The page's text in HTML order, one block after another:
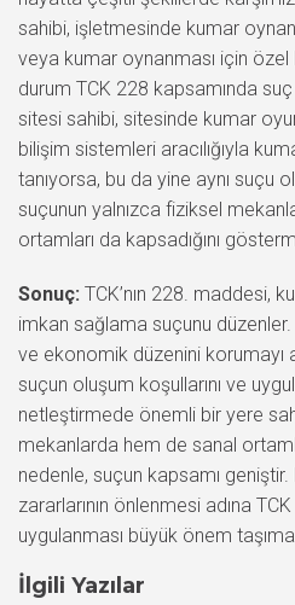
sahibi, işletmesinde kumar
veya kumar oynanması için
durum TCK 228 kapsamında
sitesi sahibi, sitesinde kumar
bilişim sistemleri aracılığıyla
tanıyorsa, bu da yine aynı suçu
suçunun yalnızca fiziksel
ortamları da kapsadığını
Sonuç: TCK’nın 228. maddesi,
imkan sağlama suçunu
ve ekonomik düzenini korumayı
suçun oluşum koşullarını ve
netleştirmede önemli bir yere
mekanlarda hem de sanal
nedenle, suçun kapsamı
zararlarının önlenmesi adına
uygulanması büyük önem
İlgili Yazılar